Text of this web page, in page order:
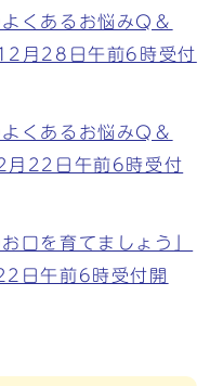
くあるお悩みQ＆
月28日午前6時受付
くあるお悩みQ＆
月22日午前6時受付
口を育てましょう」
日午前6時受付開